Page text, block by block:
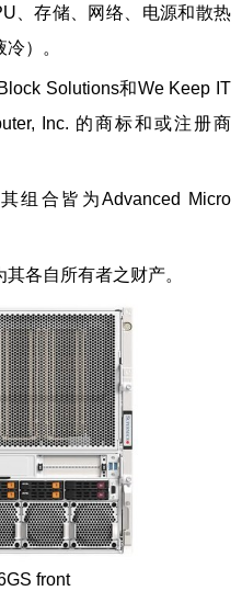
、存储、网络、电源和散热
）。
Solutions和We Keep IT
Inc. 的商标和或注册商
组合皆为Advanced Micro
各自所有者之财产。
front